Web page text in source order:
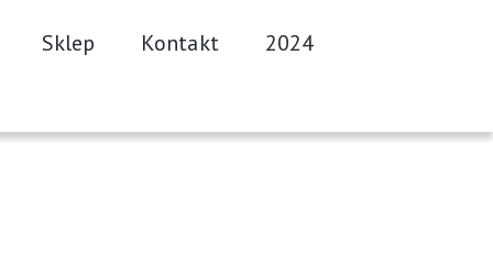
Sklep Kontakt
2024